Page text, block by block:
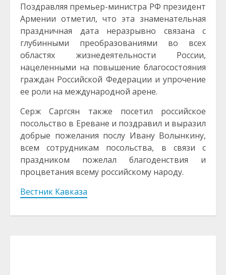
Поздравляя премьер-министра РФ президент
Армении отметил, что эта знаменательная
праздничная дата неразрывно связана с
глубинными преобразованиями во всех
областях жизнедеятельности России,
нацеленными на повышение благосостояния
граждан Российской Федерации и упрочение
ее роли на международной арене.
Серж Саргсян также посетил российское
посольство в Ереване и поздравил и выразил
добрые пожелания послу Ивану Волынкину,
всем сотрудникам посольства, в связи с
праздником пожелал благоденствия и
процветания всему российскому народу.
Вестник Кавказа